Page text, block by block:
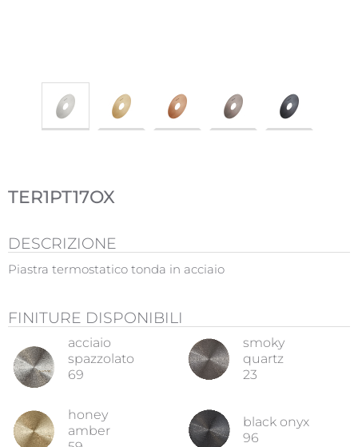
TER1PT17OX
DESCRIZIONE
Piastra termostatico tonda in acciaio
FINITURE DISPONIBILI
acciaio
spazzolato
69
smoky
quartz
23
honey
amber
black onyx
96